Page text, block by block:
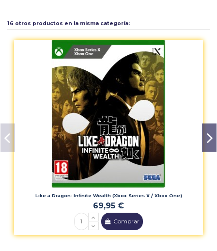
Idioma Caja ES
Tipo Lucha
XBOX ONE
BG
Calificación PEGI
16 otros productos en la misma categoría:
Like a Dragon: Infinite Wealth (Xbox Series X / Xbox One)
69,95 €
Comprar